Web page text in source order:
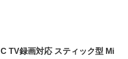
TV録画対応 スティック型 Mi